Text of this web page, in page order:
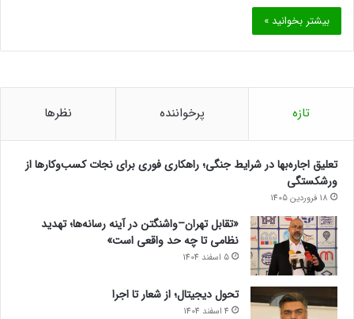
بیشتر بخوانید »
تازه پرخواننده نظرها
تعلیق اجاره‌بها در شرایط جنگی؛ راهکاری فوری برای نجات کسب‌وکارها از
ورشکستگی
18 فروردین 1405
«تقابل تهران–واشنگتن در آینه رسانه‌ها؛ تهدید
نظامی تا چه حد واقعی است»
5 اسفند 1404
تحول دیجیتال؛ از شعار تا اجرا
4 اسفند 1404